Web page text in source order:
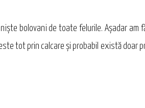
bolovani de toate felurile. Aşadar
tot prin calcare şi probabil există doar